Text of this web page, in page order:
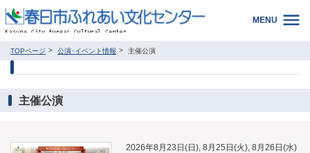
MENU
TOPページ 公演･イベント情報 主催公演
主催公演
2026年8月23日(日), 8月25日(火), 8月26日(水)